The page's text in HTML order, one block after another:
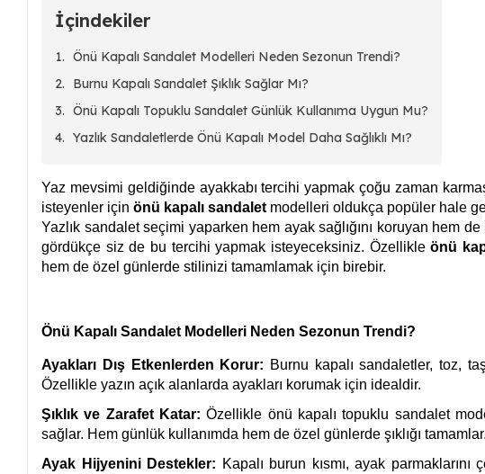
İçindekiler
Önü Kapalı Sandalet Modelleri Neden Sezonun Trendi?
Burnu Kapalı Sandalet Şıklık Sağlar Mı?
Önü Kapalı Topuklu Sandalet Günlük Kullanıma Uygun Mu?
Yazlık Sandaletlerde Önü Kapalı Model Daha Sağlıklı Mı?
Yaz mevsimi geldiğinde ayakkabı tercihi yapmak çoğu zaman
isteyenler içinönü kapalı sandalet modelleri oldukça popüler hale
Yazlık sandalet seçimi yaparken hem ayak sağlığını koruyan hem
gördükçe siz de bu tercihi yapmak isteyeceksiniz. Özellikleönü
hem de özel günlerde stilinizi tamamlamak için birebir.
Önü Kapalı Sandalet Modelleri Neden Sezonun Trendi?
Ayakları Dış Etkenlerden Korur: Burnu kapalı sandaletler, toz,
Özellikle yazın açık alanlarda ayakları korumak için idealdir.
Şıklık ve Zarafet Katar: Özellikle önü kapalı topuklu sandalet
sağlar. Hem günlük kullanımda hem de özel günlerde şıklığı tamamlar.
Ayak Hijyenini Destekler: Kapalı burun kısmı, ayak